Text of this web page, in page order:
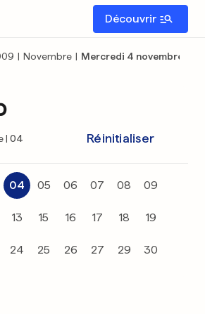
Découvrir
| Novembre | Mercredi 4 novembre
04 Réinitialiser
04 05 06 07 08 09
13 15 16 17 18 19
24 25 26 27 29 30